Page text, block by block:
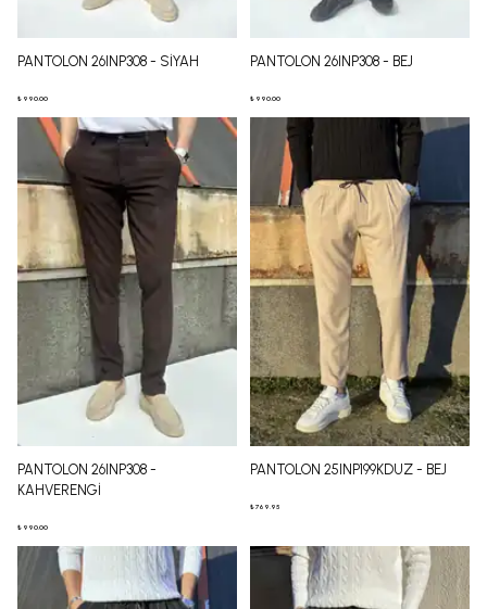
PANTOLON 26INP308 - SİYAH
₺ 990.00
PANTOLON 26INP308 - BEJ
₺ 990.00
PANTOLON 26INP308 -
KAHVERENGİ
₺ 990.00
PANTOLON 25INP199KDUZ - BEJ
₺ 769.95